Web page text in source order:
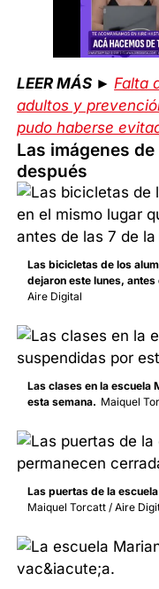
LEER MÁS ►Falta
adultos y
pudo haberse
Las imágenes
después
Las bicicletas de los
dejaron este lunes, antes
Aire Digital
Las clases en la escuela
esta semana. Maiquel
Las puertas de la
Maiquel Torcatt / Aire